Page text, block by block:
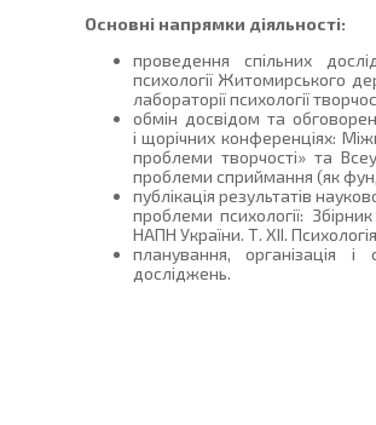
Основні напрямки діяльності:
проведення спільних
психології Житомирського
лабораторії психології
обмін досвідом та
і щорічних конференціях:
проблеми творчості» та
проблеми сприймання (як
публікація результатів
проблеми психології:
НАПН України. Т. ХІІ.
планування, організація і
досліджень.